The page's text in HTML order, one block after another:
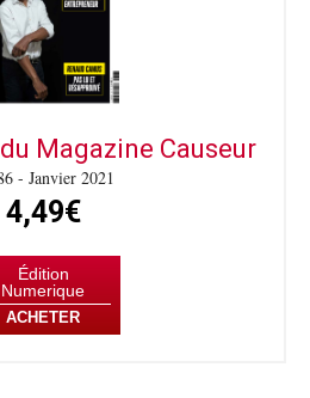
Magazine Causeur
- Janvier 2021
4,49€
Édition
Numerique
ACHETER